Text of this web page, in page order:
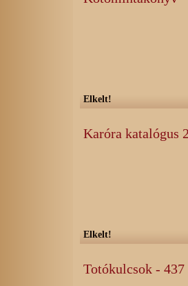
Elkelt!
Karóra katalógus
Elkelt!
Totókulcsok -